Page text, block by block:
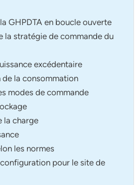
GHPDTA en boucle ouverte
la stratégie de commande du
excédentaire
de la consommation
modes de commande
la charge
les normes
pour le site de